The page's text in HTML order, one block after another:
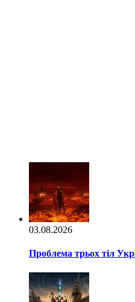
03.08.2026
Проблема трьох тіл